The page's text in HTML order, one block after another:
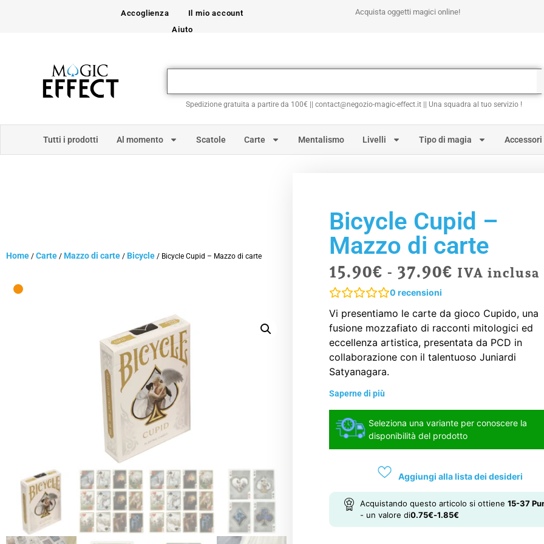
Accoglienza
Il mio account
Aiuto
Acquista oggetti magici online!
Spedizione gratuita a partire da 100€ || contact@negozio-magic-effect.it || Una squadra al tuo servizio !
Tutti i prodotti Al momento Scatole Carte Mentalismo Livelli Tipo di magia Accessori
Home / Carte / Mazzo di carte / Bicycle / Bicycle Cupid – Mazzo di carte
Bicycle Cupid –
Mazzo di carte
15.90€ - 37.90€ IVA inclusa
0 recensioni
Vi presentiamo le carte da gioco Cupido, una
fusione mozzafiato di racconti mitologici ed
eccellenza artistica, presentata da PCD in
collaborazione con il talentuoso Juniardi
Satyanagara.
Saperne di più
Seleziona una variante per conoscere la
disponibilità del prodotto
Aggiungi alla lista dei desideri
Acquistando questo articolo si ottiene 15-37
- un valore di0.75€-1.85€